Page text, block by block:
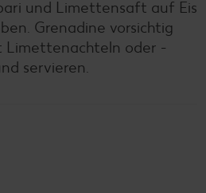
und Limettensaft auf Eis
Grenadine vorsichtig
Limettenachteln oder -
servieren.